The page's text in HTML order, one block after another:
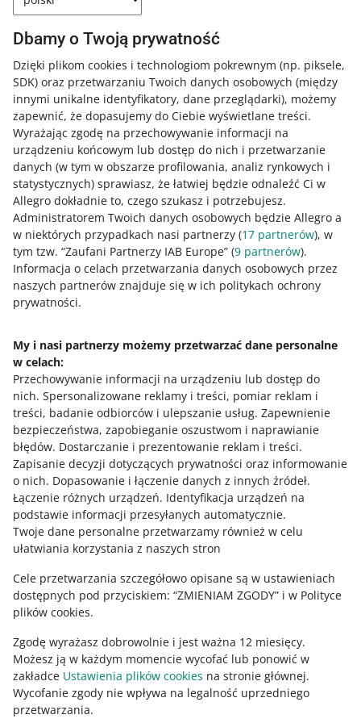
Dbamy o Twoją prywatność
Dzięki plikom cookies i technologiom pokrewnym (np. piksele,
SDK) oraz przetwarzaniu Twoich danych osobowych (między
innymi unikalne identyfikatory, dane przeglądarki), możemy
zapewnić, że dopasujemy do Ciebie wyświetlane treści.
Wyrażając zgodę na przechowywanie informacji na
urządzeniu końcowym lub dostęp do nich i przetwarzanie
danych (w tym w obszarze profilowania, analiz rynkowych i
statystycznych) sprawiasz, że łatwiej będzie odnaleźć Ci w
Allegro dokładnie to, czego szukasz i potrzebujesz.
Administratorem Twoich danych osobowych będzie Allegro a
w niektórych przypadkach nasi partnerzy (17 partnerów), w
tym tzw. “Zaufani Partnerzy IAB Europe” (9 partnerów).
Informacja o celach przetwarzania danych osobowych przez
naszych partnerów znajduje się w ich politykach ochrony
prywatności.
My i nasi partnerzy możemy przetwarzać dane personalne
w celach:
Przechowywanie informacji na urządzeniu lub dostęp do
nich. Spersonalizowane reklamy i treści, pomiar reklam i
treści, badanie odbiorców i ulepszanie usług. Zapewnienie
bezpieczeństwa, zapobieganie oszustwom i naprawianie
błędów. Dostarczanie i prezentowanie reklam i treści.
Zapisanie decyzji dotyczących prywatności oraz informowanie
o nich. Dopasowanie i łączenie danych z innych źródeł.
Łączenie różnych urządzeń. Identyfikacja urządzeń na
podstawie informacji przesyłanych automatycznie.
Twoje dane personalne przetwarzamy również w celu
ułatwiania korzystania z naszych stron
Cele przetwarzania szczegółowo opisane są w ustawieniach
dostępnych pod przyciskiem: “ZMIENIAM ZGODY” i w Polityce
plików cookies.
Zgodę wyrażasz dobrowolnie i jest ważna 12 miesięcy.
Możesz ją w każdym momencie wycofać lub ponowić w
zakładce Ustawienia plików cookies na stronie głównej.
Wycofanie zgody nie wpływa na legalność uprzedniego
przetwarzania.
w kategoriach objętych zmianami w przepisach.
fałszywych informacji.
kodem wprowadza na rynek towary pochodzące
z trzech fabryk?
wyprodukowano produkt.
Co oznacza, że produkt został wprowadzony na
rynek?
Zgodnie z definicją GPSR, wprowadzenie do obrotu na
rynek UE oznacza udostępnienie produktu na rynku Unii
po raz pierwszy w celu konsumpcji, dystrybucji lub
używania.
Czy muszę załączać instrukcje obsługi dla
produktów?
Zgodnie z wymogami rozporządzenia GPSR, jeśli produkt
wymaga podania informacji o bezpieczeństwie (takich jak
certyfikaty, ostrzeżenia dotyczące użytkowania),
sprzedający jest zobowiązany do ich udostępnienia
konsumentom. Jeżeli te informacje znajdują się w
instrukcji obsługi, możesz ją załączyć. Informacje o
bezpieczeństwie powinny być jasne, zrozumiałe i
dostępne w języku kraju, w którym produkt jest
sprzedawany.
Czy wystarczy, jak dane producenta będą na
etykiecie produktu?
Dane producenta powinny być dostępne dla kupujących
przed zakupem, dlatego muszą być widoczne na stronie
oferty. W przypadku sprzedaży na odległość
umieszczenie ich tylko na etykiecie produktu jest
niewystarczające z punktu widzenia wymogów GPSR.
Czy dane producenta i osoby odpowiedzialnej
muszą być widoczne publicznie?
Tak, dane producenta i osoby odpowiedzialnej muszą
być widoczne publicznie na stronie oferty. Konsument
powinien mieć do nich dostęp przed podjęciem decyzji o
zakupie.
Czy EAN jest jedynym wymaganym parametrem
identyfikującym produkt?
Nie, EAN jest jednym z identyfikatorów produktu, ale w
zależności od rodzaju produktu jako sprzedający musisz
podać również inne informacje, takie jak model czy
Czy jako Allegro zadbacie, by dane osób
odpowiedzialnych, które podaję, były zgodne z
RODO?
Umożliwiliśmy sprzedającym podanie informacji, których
wymaga prawo i zadbaliśmy o to, aby kupujący widzieli
je w ofertach. Nie możemy jednak przejąć na siebie
obowiązków, jakie spoczywają na Tobie, jako
sprzedającym, a które wynikają z nowego
rozporządzenia.
Ty, jako przedsiębiorca, jesteś administratorem danych
osobowych, które podajesz jako dane osób
odpowiedzialnych. Jako sprzedający masz obowiązek
przetwarzania danych osobowych zgodnie z prawem.
Gdy sprzedajesz na Allegro, powierzasz nam
przetwarzanie takich danych osobowych zgodnie z
podawać aktualne oraz prawdziwe dane, w tym dane
osobowe.
Potrzebujesz pomocy?
Skontaktuj się z nami
Zapytaj społeczność
Zajrzyj na Allegro Gadane
Ta strona jest też dostępna w innych językach